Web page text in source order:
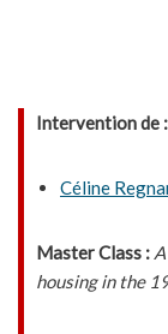
Intervention de :
Céline
Master Class :
housing in the